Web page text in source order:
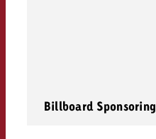
Billboard Sponsoring